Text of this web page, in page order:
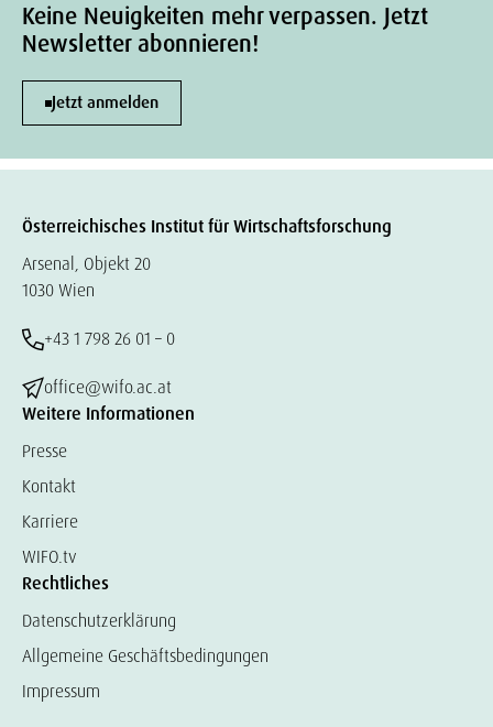
Keine Neuigkeiten mehr verpassen. Jetzt
Newsletter abonnieren!
Jetzt anmelden
Österreichisches Institut für Wirtschaftsforschung
Arsenal, Objekt 20
1030 Wien
+43 1 798 26 01 – 0
office@wifo.ac.at
Weitere Informationen
Presse
Kontakt
Karriere
WIFO.tv
Rechtliches
Datenschutzerklärung
Allgemeine Geschäftsbedingungen
Impressum